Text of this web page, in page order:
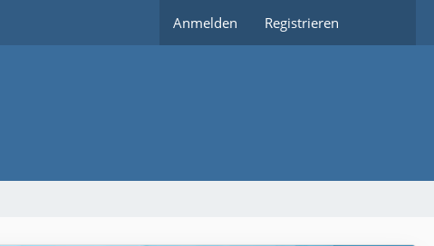
Anmelden Registrieren